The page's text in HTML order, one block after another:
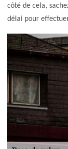
côté de cela,
délai pour